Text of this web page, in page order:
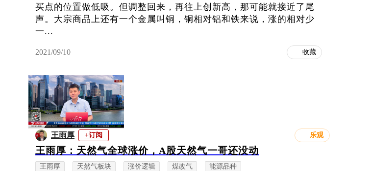
买点的位置做低吸。但调整回来，再往上创新高，那可能就接近了尾
声。大宗商品上还有一个金属叫铜，铜相对铝和铁来说，涨的相对少
一...
2021/09/10 收藏
王雨厚 +订阅 乐观
王雨厚：天然气全球涨价，A股天然气一哥还没动
王雨厚 天然气板块 涨价逻辑 煤改气 能源品种